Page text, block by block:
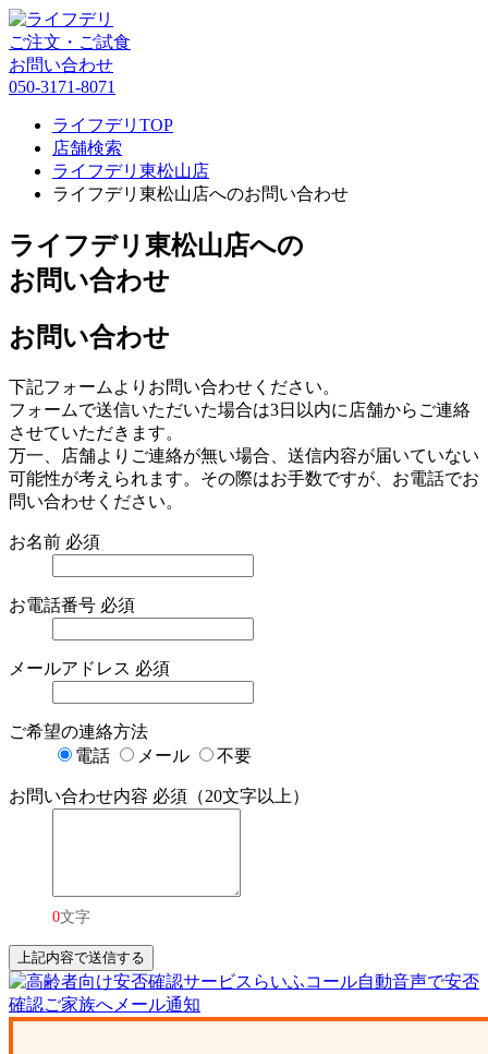
ご注文・ご試食
お問い合わせ
050-3171-8071
ライフデリTOP
店舗検索
ライフデリ東松山店
ライフデリ東松山店へのお問い合わせ
ライフデリ東松山店への
お問い合わせ
お問い合わせ
下記フォームよりお問い合わせください。
フォームで送信いただいた場合は3日以内に店舗からご連絡
させていただきます。
万一、店舗よりご連絡が無い場合、送信内容が届いていない
可能性が考えられます。その際はお手数ですが、お電話でお
問い合わせください。
お名前 必須
お電話番号 必須
メールアドレス 必須
ご希望の連絡方法
電話
メール 不要
お問い合わせ内容 必須（20文字以上）
0文字
上記内容で送信する